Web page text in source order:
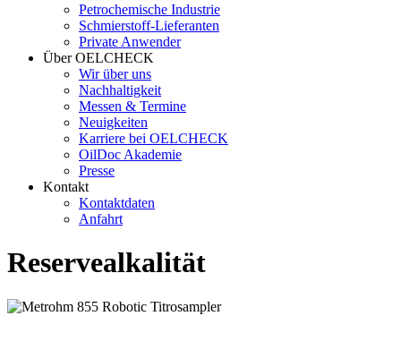
Petrochemische Industrie
Schmierstoff-Lieferanten
Private Anwender
Über OELCHECK
Wir über uns
Nachhaltigkeit
Messen & Termine
Neuigkeiten
Karriere bei OELCHECK
OilDoc Akademie
Presse
Kontakt
Kontaktdaten
Anfahrt
Reservealkalität